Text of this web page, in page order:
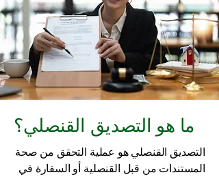
ما هو التصديق القنصلي؟
التصديق القنصلي هو عملية التحقق من صحة
المستندات من قبل القنصلية أو السفارة في